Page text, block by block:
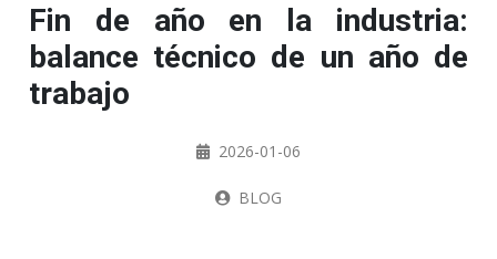
Fin de año en la industria:
balance técnico de un año de
trabajo
2026-01-06
BLOG